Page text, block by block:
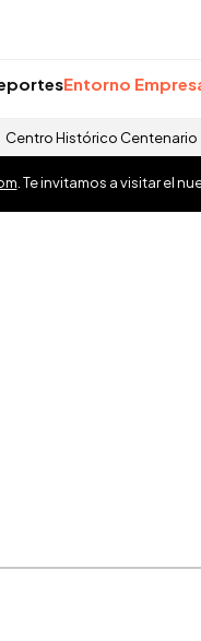
Entorno
Centro Histórico Centenario
. Te invitamos a visitar el